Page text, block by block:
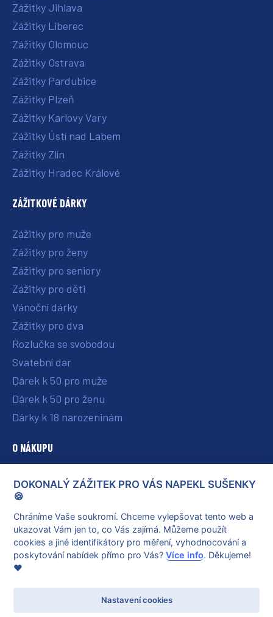
Zážitky Jihlava
Zážitky Liberec
Zážitky Olomouc
Zážitky Ostrava
Zážitky Pardubice
Zážitky Plzeň
Zážitky Karlovy Vary
Zážitky Ústí nad Labem
Zážitky Zlín
Zážitky Hradec Králové
ZÁŽITKOVÉ DÁRKY
Zážitky pro muže
Zážitky pro ženy
Zážitky pro seniory
Zážitky pro děti
Vánoční dárky
Zážitky pro dva
Rozlučka se svobodou
Svatební dar
Dárek k 50 pro muže
Dárek k 50 pro ženu
Dárky k 18 narozeninám
O NÁKUPU
O nás
Vše o nákupu
Reklamace a vrácení poukazu
Obchodní podmínky
Ochrana osobních údajů
DOKONALÝ ZÁŽITEK PRO VÁS NAPEKL SUŠENKY
🍪
Chráníme Vaše soukromí. Chceme vylepšovat tento web a
ukazovat Vám jen to, co Vás zajímá. Můžeme použít
cookies a jiné identifikátory pro měření, vyhodnocování a
poskytování nabídek přímo pro Vás?Více info. Děkujeme!
❤️
Nastavení cookies